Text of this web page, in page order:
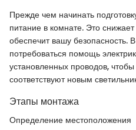
Прежде чем начинать
питание в комнате. Это
обеспечит вашу безопасность.
потребоваться помощь
установленных проводов,
соответствуют новым
Этапы монтажа
Определение местоположения